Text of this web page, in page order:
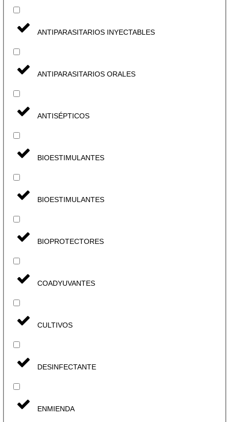
ANTIPARASITARIOS INYECTABLES
ANTIPARASITARIOS ORALES
ANTISÉPTICOS
BIOESTIMULANTES
BIOESTIMULANTES
BIOPROTECTORES
COADYUVANTES
CULTIVOS
DESINFECTANTE
ENMIENDA